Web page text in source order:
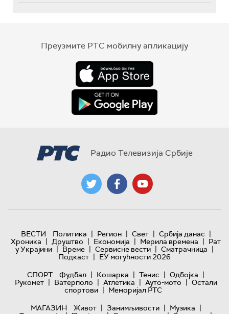
Преузмите РТС мобилну апликацију
Радио Телевизија Србије
ВЕСТИ Политика | Регион | Свет | Србија данас |
Хроника | Друштво | Економија | Мерила времена | Рат
у Украјини | Време | Сервисне вести | Сматрачница |
Подкаст | ЕУ могућности 2026
СПОРТ
Фудбал | Кошарка | Тенис | Одбојка |
Рукомет | Ватерполо | Атлетика | Ауто-мото | Остали
спортови | Меморијал РТС
МАГАЗИН
Живот | Занимљивости | Музика |